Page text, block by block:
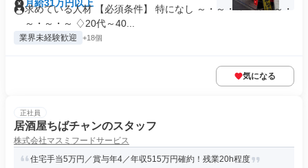
月給31万円以上
求めている人材 【必須条件】 特になし ～・～・～・～・～・
～・～・～ ♢20代～40...
業界未経験歓迎 +18個
気になる
正社員
居酒屋ちばチャンのスタッフ
株式会社マスミフードサービス
住宅手当5万円／賞与年4／年収515万円確約！残業20h程度